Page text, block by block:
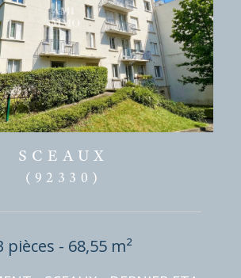
SCEAUX
(92330)
pièces - 68,55 m²